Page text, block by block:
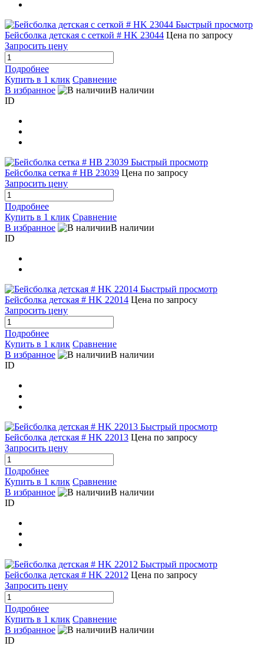
Быстрый просмотр
Бейсболка детская с сеткой # HK 23044 Цена по запросу
Запросить цену
Подробнее
Купить в 1 клик Сравнение
В избранное
В наличии
ID
Быстрый просмотр
Бейсболка сетка # HB 23039 Цена по запросу
Запросить цену
Подробнее
Купить в 1 клик Сравнение
В избранное
В наличии
ID
Быстрый просмотр
Бейсболка детская # HK 22014 Цена по запросу
Запросить цену
Подробнее
Купить в 1 клик Сравнение
В избранное
В наличии
ID
Быстрый просмотр
Бейсболка детская # HK 22013 Цена по запросу
Запросить цену
Подробнее
Купить в 1 клик Сравнение
В избранное
В наличии
ID
Быстрый просмотр
Бейсболка детская # HK 22012 Цена по запросу
Запросить цену
Подробнее
Купить в 1 клик Сравнение
В избранное
В наличии
ID